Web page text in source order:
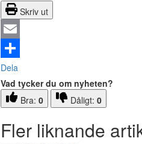
Skriv ut
Email
Dela
Vad tycker du om nyheten?
Bra: 0 Dåligt: 0
Fler liknande